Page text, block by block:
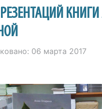
06 марта 2017